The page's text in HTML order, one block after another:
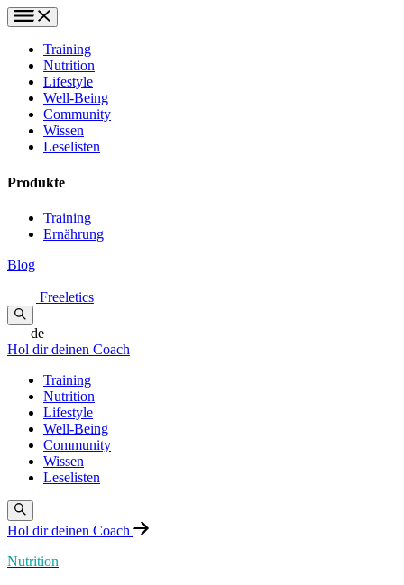
Training
Nutrition
Lifestyle
Well-Being
Community
Wissen
Leselisten
Produkte
Training
Ernährung
Blog
Freeletics
de
Hol dir deinen Coach
Training
Nutrition
Lifestyle
Well-Being
Community
Wissen
Leselisten
Hol dir deinen Coach
Nutrition